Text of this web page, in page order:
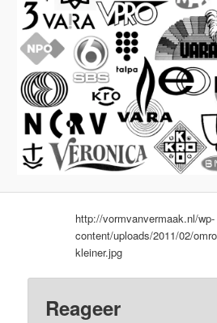
http://vormvanvermaak.nl/wp-
content/uploads/2011/02/
kleiner.jpg
Reageer